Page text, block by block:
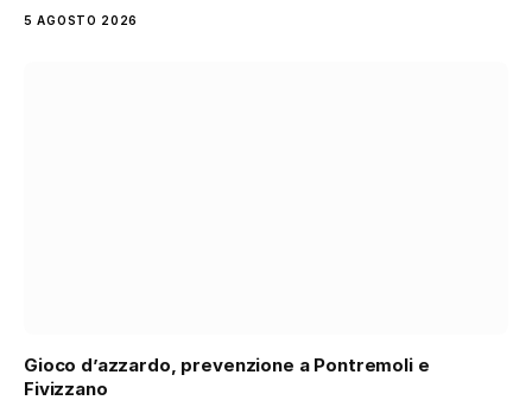
5 AGOSTO 2026
Gioco d’azzardo, prevenzione a Pontremoli e
Fivizzano